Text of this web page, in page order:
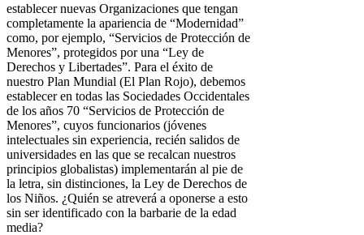
establecer nuevas Organizaciones que tengan
completamente la apariencia de “Modernidad”
como, por ejemplo, “Servicios de Protección de
Menores”, protegidos por una “Ley de
Derechos y Libertades”. Para el éxito de
nuestro Plan Mundial (El Plan Rojo), debemos
establecer en todas las Sociedades Occidentales
de los años 70 “Servicios de Protección de
Menores”, cuyos funcionarios (jóvenes
intelectuales sin experiencia, recién salidos de
universidades en las que se recalcan nuestros
principios globalistas) implementarán al pie de
la letra, sin distinciones, la Ley de Derechos de
los Niños. ¿Quién se atreverá a oponerse a esto
sin ser identificado con la barbarie de la edad
media?